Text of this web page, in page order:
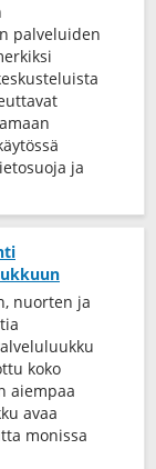
palveluiden
ja
nuorten ja
koko
aiempaa
avaa
monissa